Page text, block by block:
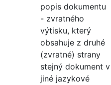
popis dokumentu
- zvratného
výtisku, který
obsahuje z druhé
(zvratné) strany
stejný dokument v
jiné jazykové